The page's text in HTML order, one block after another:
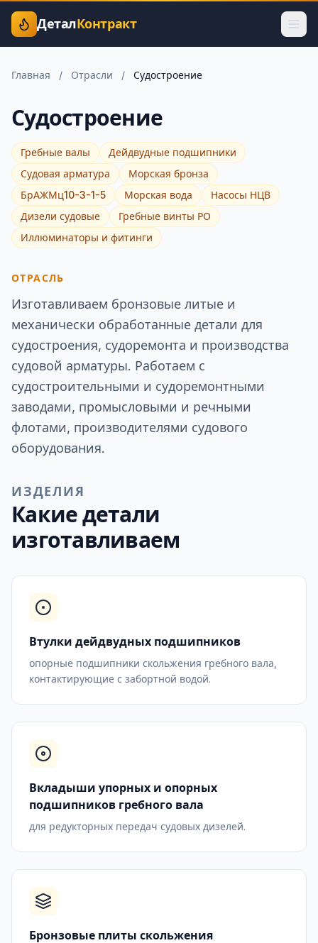
ДеталКонтракт
Главная / Отрасли / Судостроение
Судостроение
Гребные валы
Дейдвудные подшипники
Судовая арматура
Морская бронза
БрАЖМц10-3-1-5
Морская вода
Насосы НЦВ
Дизели судовые
Гребные винты РО
Иллюминаторы и фитинги
ОТРАСЛЬ
Изготавливаем бронзовые литые и
механически обработанные детали для
судостроения, судоремонта и производства
судовой арматуры. Работаем с
судостроительными и судоремонтными
заводами, промысловыми и речными
флотами, производителями судового
оборудования.
ИЗДЕЛИЯ
Какие детали
изготавливаем
Втулки дейдвудных подшипников
опорные подшипники скольжения гребного вала,
контактирующие с забортной водой.
Вкладыши упорных и опорных
подшипников гребного вала
для редукторных передач судовых дизелей.
Бронзовые плиты скольжения